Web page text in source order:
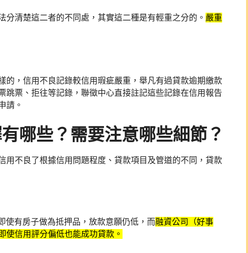
分清楚這二者的不同處，其實這二種是有輕重之分的。 嚴重
的，信用不良記錄較信用瑕疵嚴重，舉凡有過貸款逾期繳款
跳票、拒往等記錄，聯徵中心直接註記這些記錄在信用報告
請。
哪些？需要注意哪些細節？
用不良了根據信用問題程度、貸款項目及管道的不同，貸款
使有房子做為抵押品，放款意願仍低，而融資公司（好事
使信用評分偏低也能成功貸款。